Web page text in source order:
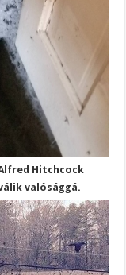
Hitchcock
valósággá.